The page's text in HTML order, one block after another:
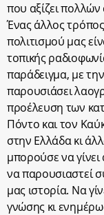
που αξίζει
Ένας άλλος
πολιτισμού μας
τοπικής
παράδειγμα, με
παρουσιάσει
προέλευση των
Πόντο και τον
στην Ελλάδα κι
μπορούσε να
να παρουσιαστεί
μας ιστορία. Να
γνώσης κι